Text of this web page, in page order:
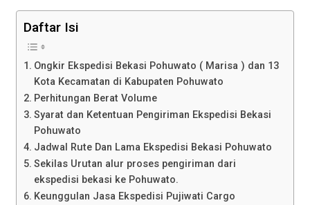
Daftar Isi
Ongkir Ekspedisi Bekasi Pohuwato ( Marisa ) dan 13
Kota Kecamatan di Kabupaten Pohuwato
Perhitungan Berat Volume
Syarat dan Ketentuan Pengiriman Ekspedisi Bekasi
Pohuwato
Jadwal Rute Dan Lama Ekspedisi Bekasi Pohuwato
Sekilas Urutan alur proses pengiriman dari
ekspedisi bekasi ke Pohuwato.
Keunggulan Jasa Ekspedisi Pujiwati Cargo